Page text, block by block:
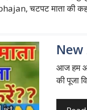
चटपट माता की
New
आज हम
की पूजा